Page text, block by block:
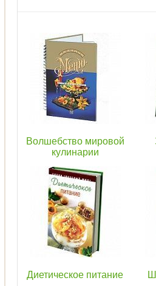
Волшебство мировой
кулинарии
Диетическое питание